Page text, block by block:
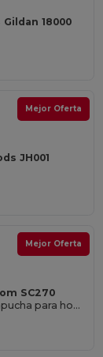
18000
Mejor Oferta
JH001
Mejor Oferta
SC270
Sudadera de algodón con capucha para hombre